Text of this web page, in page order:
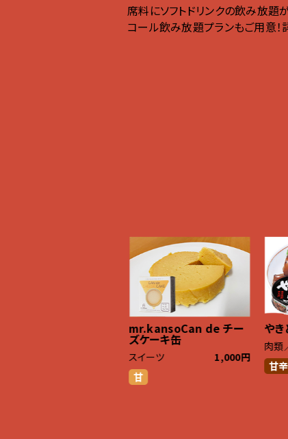
席料にソフトドリンクの飲み放題
コール飲み放題プランもご用意！
mr.kansoCan de チー
ズケーキ缶
スイーツ
1,000円
甘
やき
肉類
甘辛